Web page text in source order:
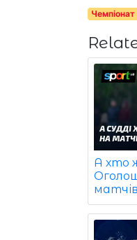
Чемпіонат
А хто